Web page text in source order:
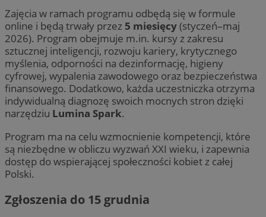
Zajęcia w ramach programu odbędą się w formule
online i będą trwały przez 5 miesięcy(styczeń–maj
2026). Program obejmuje m.in. kursy z zakresu
sztucznej inteligencji, rozwoju kariery, krytycznego
myślenia, odporności na dezinformację, higieny
cyfrowej, wypalenia zawodowego oraz bezpieczeństwa
finansowego. Dodatkowo, każda uczestniczka otrzyma
indywidualną diagnozę swoich mocnych stron dzięki
narzędziu Lumina Spark.
Program ma na celu wzmocnienie kompetencji, które
są niezbędne w obliczu wyzwań XXI wieku, i zapewnia
dostęp do wspierającej społeczności kobiet z całej
Polski.
Zgłoszenia do 15 grudnia